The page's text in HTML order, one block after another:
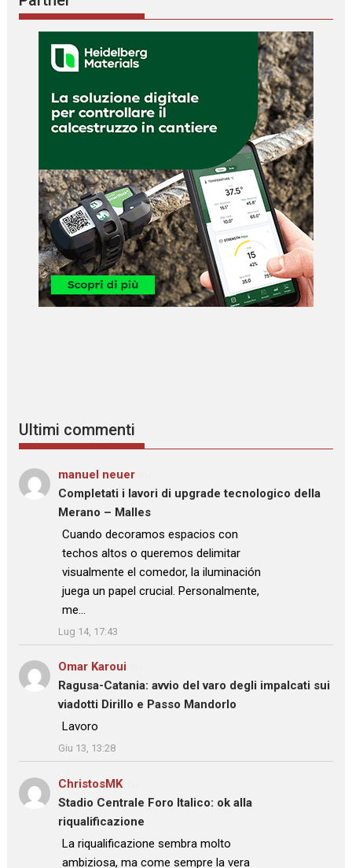
Ultimi commenti
manuel neuer
Completati i lavori di upgrade tecnologico della
Merano – Malles
: “
Cuando decoramos espacios con
techos altos o queremos delimitar
visualmente el comedor, la iluminación
juega un papel crucial. Personalmente,
me…
”
Lug 14, 17:43
Omar Karoui
Ragusa-Catania: avvio del varo degli impalcati sui
viadotti Dirillo e Passo Mandorlo
: “Lavoro
”
Giu 13, 13:28
ChristosMKsu
Stadio Centrale Foro Italico: ok alla
riqualificazione
: “La riqualificazione sembra molto
ambiziosa, ma come sempre la vera